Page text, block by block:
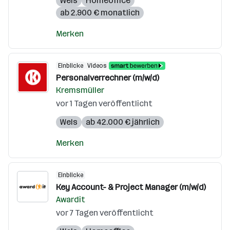
ab 2.900 € monatlich
Merken
Einblicke Videos
Personalverrechner (m/w/d)
Kremsmüller
vor 1 Tagen veröffentlicht
Wels
ab 42.000 € jährlich
Merken
Einblicke
Key Account- & Project Manager (m/w/d)
Awardit
vor 7 Tagen veröffentlicht